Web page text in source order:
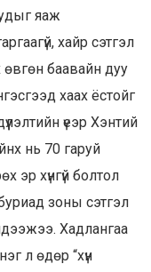
яаж
хайр сэтгэл
өвгөн баавайн дуу
хаах ёстойг
үеэр Хэнтий
нь 70 гаруй
эр хүнгүй болтол
зоны сэтгэл
Хадлангаа
л өдөр “хүн